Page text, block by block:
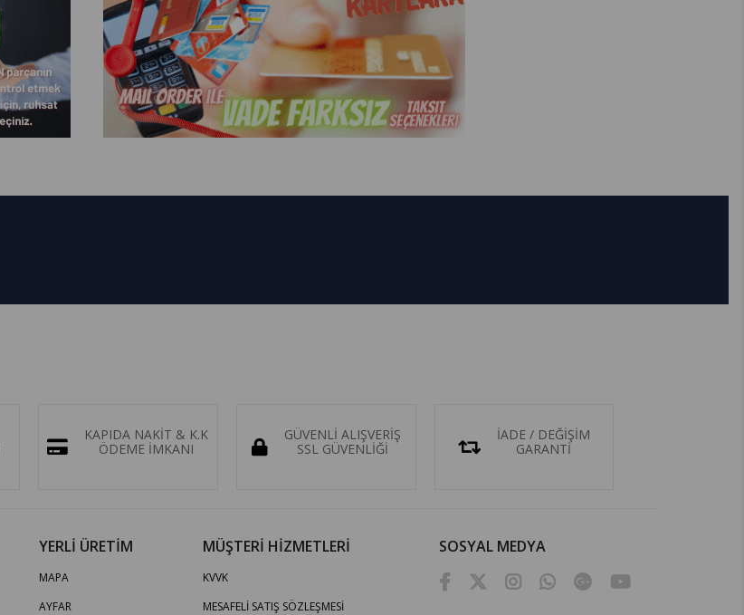
KAPIDA NAKİT & K.K
ÖDEME İMKANI
GÜVENLİ ALIŞVERİŞ
SSL GÜVENLİĞİ
İADE / DEĞİŞİM
GARANTİ
YERLİ ÜRETİM
MAPA
AYFAR
MÜŞTERİ HİZMETLERİ
KVVK
MESAFELİ SATIŞ SÖZLEŞMESİ
SOSYAL MEDYA